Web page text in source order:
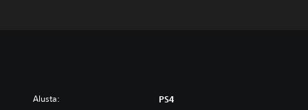
Alusta: PS4